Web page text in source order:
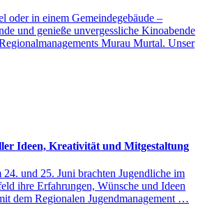
oder in einem Gemeindegebäude –
und genieße unvergessliche Kinoabende
Murau Murtal. Unser
Ideen, Kreativität und Mitgestaltung
und 25. Juni brachten Jugendliche im
ihre Erfahrungen, Wünsche und Ideen
dem Regionalen Jugendmanagement …